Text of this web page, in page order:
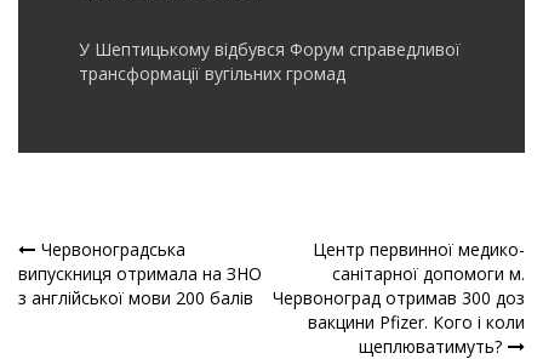
У Шептицькому відбувся Форум справедливої
трансформації вугільних громад
Навігація
Червоноградська
випускниця отримала на ЗНО
з англійської мови 200 балів
Центр первинної медико-
санітарної допомоги м.
Червоноград отримав 300 доз
вакцини Pfizer. Кого і коли
щеплюватимуть?